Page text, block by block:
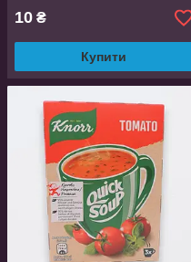
10 ₴
Купити